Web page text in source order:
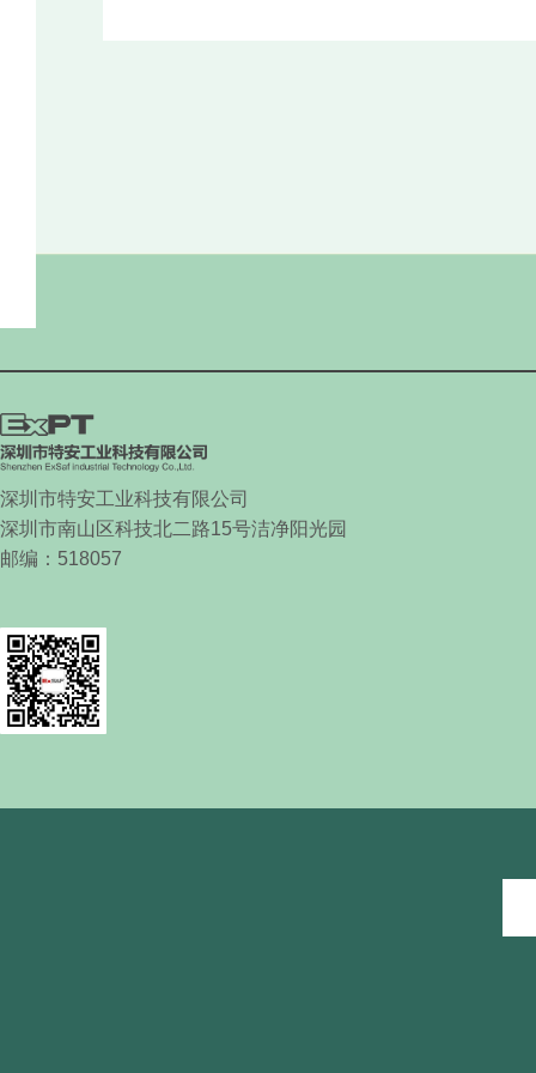
深圳市特安工业科技有限公司
深圳市南山区科技北二路15号洁净阳光园
邮编： 518057